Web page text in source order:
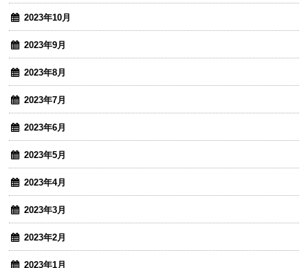
2023年10月
2023年9月
2023年8月
2023年7月
2023年6月
2023年5月
2023年4月
2023年3月
2023年2月
2023年1月